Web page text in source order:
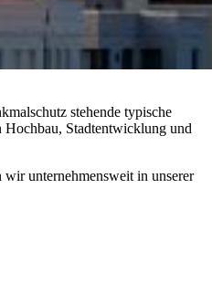
stehende typische
Hochbau, Stadtentwicklung und
unternehmensweit in unserer